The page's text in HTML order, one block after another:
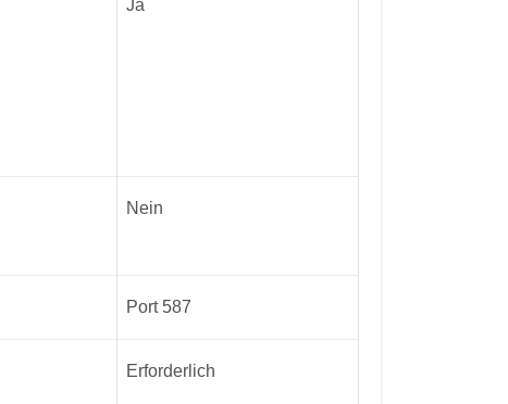
Ja
Nein
Port 587
Erforderlich